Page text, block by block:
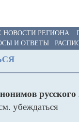
НОВОСТИ РЕГИОНА
И ОТВЕТЫ
убеждаться